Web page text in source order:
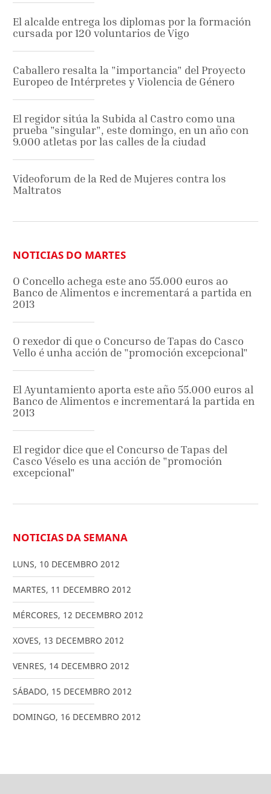
El alcalde entrega los diplomas por la formación
cursada por 120 voluntarios de Vigo
Caballero resalta la "importancia" del Proyecto
Europeo de Intérpretes y Violencia de Género
El regidor sitúa la Subida al Castro como una
prueba "singular", este domingo, en un año con
9.000 atletas por las calles de la ciudad
Videoforum de la Red de Mujeres contra los
Maltratos
NOTICIAS DO MARTES
O Concello achega este ano 55.000 euros ao
Banco de Alimentos e incrementará a partida en
2013
O rexedor di que o Concurso de Tapas do Casco
Vello é unha acción de "promoción excepcional"
El Ayuntamiento aporta este año 55.000 euros al
Banco de Alimentos e incrementará la partida en
2013
El regidor dice que el Concurso de Tapas del
Casco Véselo es una acción de "promoción
excepcional"
NOTICIAS DA SEMANA
LUNS, 10 DECEMBRO 2012
MARTES, 11 DECEMBRO 2012
MÉRCORES, 12 DECEMBRO 2012
XOVES, 13 DECEMBRO 2012
VENRES, 14 DECEMBRO 2012
SÁBADO, 15 DECEMBRO 2012
DOMINGO, 16 DECEMBRO 2012